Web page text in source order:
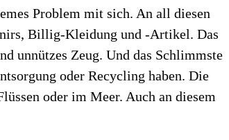
Problem mit sich. An all diesen
Billig-Kleidung und -Artikel. Das
unnützes Zeug. Und das Schlimmste
oder Recycling haben. Die
oder im Meer. Auch an diesem